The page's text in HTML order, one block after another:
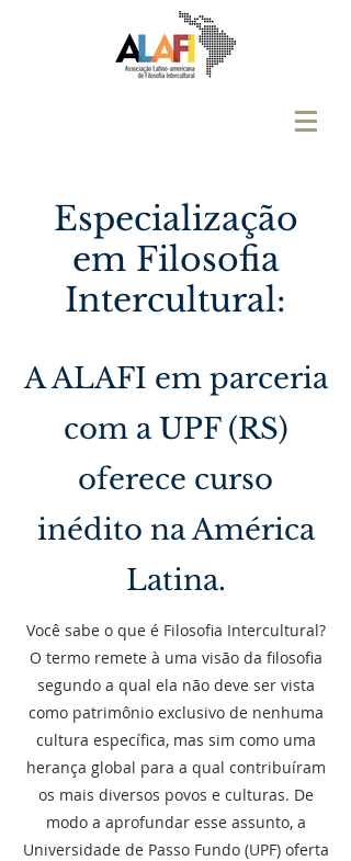
Especialização
em Filosofia
Intercultural:
A ALAFI em parceria
com a UPF (RS)
oferece curso
inédito na América
Latina.
Você sabe o que é Filosofia Intercultural?
O termo remete à uma visão da filosofia
segundo a qual ela não deve ser vista
como patrimônio exclusivo de nenhuma
cultura específica, mas sim como uma
herança global para a qual contribuíram
os mais diversos povos e culturas. De
modo a aprofundar esse assunto, a
Universidade de Passo Fundo (UPF) oferta